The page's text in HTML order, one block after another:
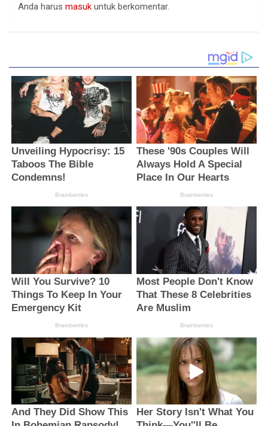
Anda harus masuk untuk berkomentar.